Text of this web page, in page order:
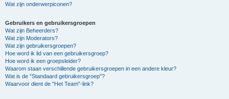
Wat zijn onderwerpiconen?
Gebruikers en gebruikersgroepen
Wat zijn Beheerders?
Wat zijn Moderators?
Wat zijn gebruikersgroepen?
Hoe word ik lid van een gebruikersgroep?
Hoe word ik een groepsleider?
Waarom staan verschillende gebruikersgroepen in een andere kleur?
Wat is de "Standaard gebruikersgroep"?
Waarvoor dient de "Het Team"-link?